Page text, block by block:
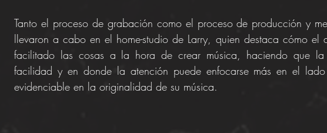
Tanto el proceso de grabación como el proceso de producción y
llevaron a cabo en el home-studio de Larry, quien destaca cómo
facilitado las cosas a la hora de crear música, haciendo que la
facilidad y en donde la atención puede enfocarse más en el
evidenciable en la originalidad de su música.